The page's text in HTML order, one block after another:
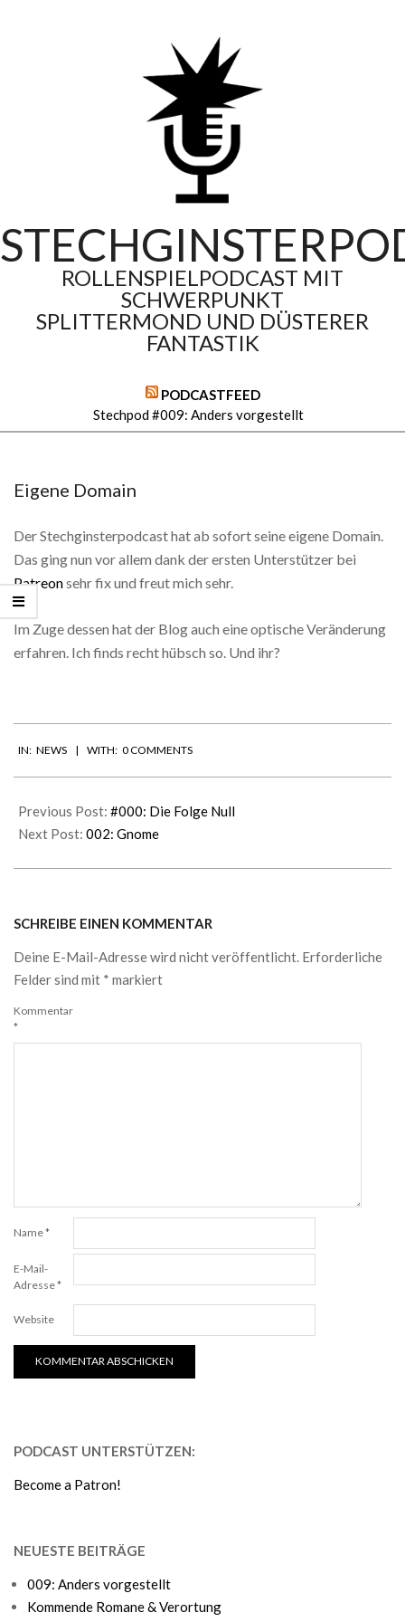
ROLLENSPIELPODCAST MIT
SCHWERPUNKT
SPLITTERMOND UND DÜSTERER
FANTASTIK
PODCASTFEED
Stechpod #009: Anders vorgestellt
MenuEigene Domain
Der Stechginsterpodcast hat ab sofort seine eigene Domain.
Das ging nun vor allem dank der ersten Unterstützer bei
Patreonsehr fix und freut mich sehr.
Im Zuge dessen hat der Blog auch eine optische Veränderung
erfahren. Ich finds recht hübsch so. Und ihr?
09-
19
IN: NEWS WITH: 0 COMMENTS
Previous Post: #000: Die Folge Null
Next Post: 002: Gnome
SCHREIBE EINEN KOMMENTAR
Deine E-Mail-Adresse wird nicht veröffentlicht. Erforderliche
Felder sind mit * markiert
Kommentar
*
Name*
E-Mail-
Adresse*
Website
PODCAST UNTERSTÜTZEN:
Become a Patron!
NEUESTE BEITRÄGE
009: Anders vorgestellt
Kommende Romane & Verortung